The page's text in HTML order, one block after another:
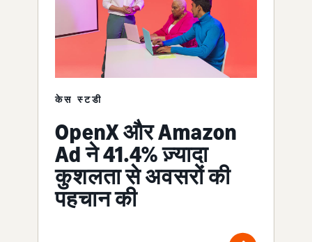
केस स्टडी
OpenX और Amazon
Ad ने 41.4% ज़्यादा
कुशलता से अवसरों की
पहचान की